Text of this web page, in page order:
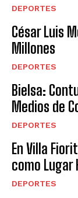
DEPORTES
César Luis
Millones
DEPORTES
Bielsa:
Medios de
DEPORTES
En Villa
como Lugar
DEPORTES